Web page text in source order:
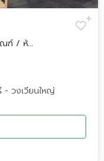
ณฑ์ / ห้...
- วงเวียนใหญ่